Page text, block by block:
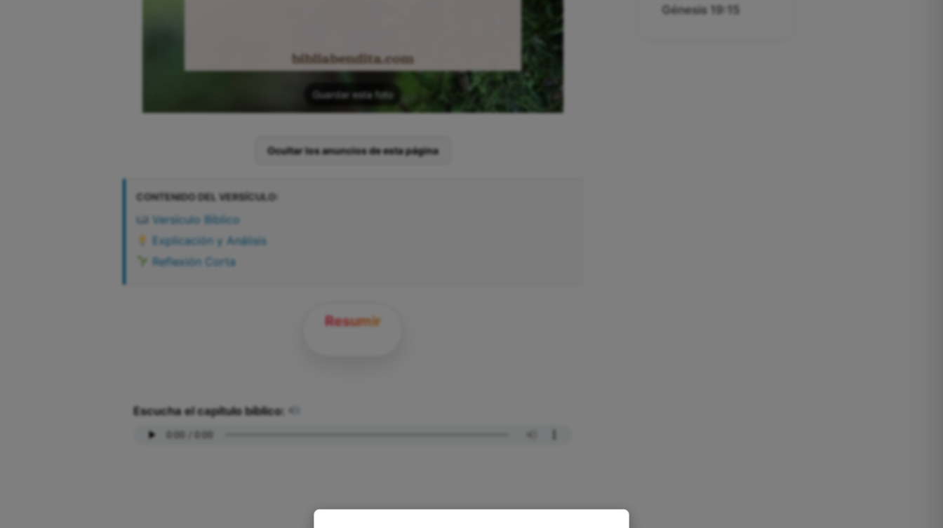
Guardar esta foto
Ocultar los anuncios de esta página
CONTENIDO DEL VERSÍCULO:
Versículo Bíblico
Explicación y Análisis
Reflexión Corta
Resumir
Escucha el capítulo bíblico:
Génesis 19:15